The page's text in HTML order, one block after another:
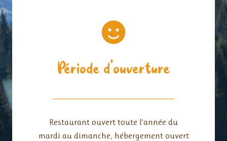
Période d’ouverture
Restaurant ouvert toute l’année du
mardi au dimanche, hébergement ouvert